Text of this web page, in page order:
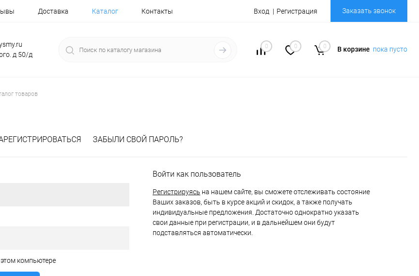
Доставка Каталог Контакты Вход Регистрация Заказать звонок
д 50/д
0 0 0 В корзине пока пусто
товаров
ЗАБЫЛИ СВОЙ ПАРОЛЬ?
компьютере
Войти как пользователь
Регистрируясь на нашем сайте, вы сможете отслеживать состояние
Ваших заказов, быть в курсе акций и скидок, а также получать
индивидуальные предложения. Достаточно однократно указать
свои данные при регистрации, и в дальнейшем они будут
подставляться автоматически.